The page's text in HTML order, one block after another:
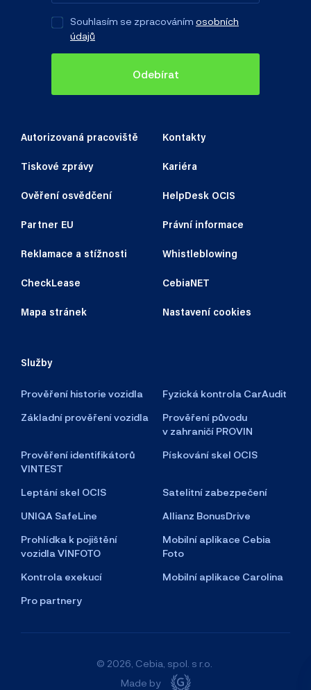
Autorizovaná pracoviště Kontakty
Tiskové zprávy Kariéra
Ověření osvědčení HelpDesk OCIS
Partner EU Právní informace
Reklamace a stížnosti Whistleblowing
CheckLease CebiaNET
Mapa stránek Nastavení cookies
Služby
Prověření historie vozidla
Fyzická kontrola CarAudit
Základní prověření vozidla
Prověření původu
v zahraničí PROVIN
Prověření identifikátorů
VINTEST
Pískování skel OCIS
Leptání skel OCIS
Satelitní zabezpečení
UNIQA SafeLine
Allianz BonusDrive
Prohlídka k pojištění
vozidla VINFOTO
Mobilní aplikace Cebia
Foto
Kontrola exekucí
Mobilní aplikace Carolina
Pro partnery
Souhlasím se zpracováním osobních
údajů
Odebírat
© 2026, Cebia, spol. s r.o.
Made by